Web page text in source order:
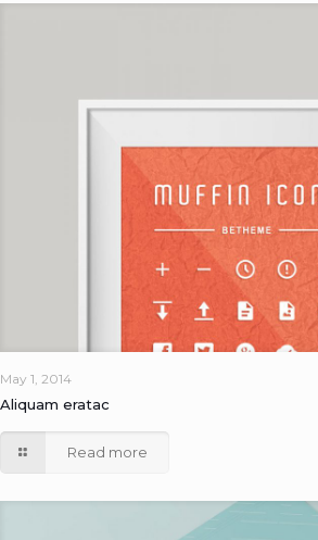
May 1, 2014
Aliquam eratac
Read more